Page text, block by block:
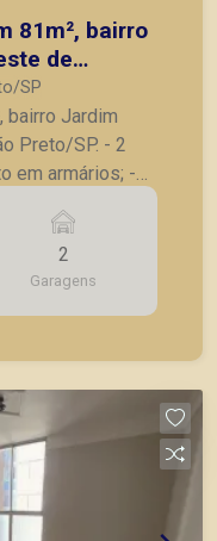
81m², bairro
de
SP
bairro Jardim
SP. - 2
em armários; -
- Sacada
-
com
vendas de
2
Garagens